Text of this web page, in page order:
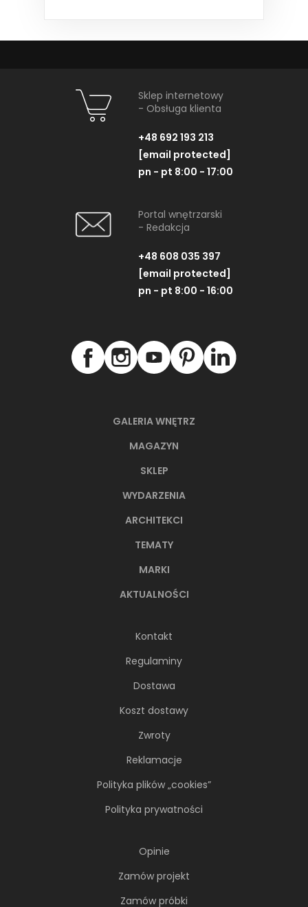
GALERIA WNĘTRZ
MAGAZYN
SKLEP
WYDARZENIA
ARCHITEKCI
TEMATY
MARKI
AKTUALNOŚCI
Kontakt
Regulaminy
Dostawa
Koszt dostawy
Zwroty
Reklamacje
Polityka plików „cookies”
Polityka prywatności
Opinie
Zamów projekt
Zamów próbki
Sklep internetowy
- Obsługa klienta
+48 692 193 213
[email protected]
pn - pt 8:00 - 17:00
Portal wnętrzarski
- Redakcja
+48 608 035 397
[email protected]
pn - pt 8:00 - 16:00